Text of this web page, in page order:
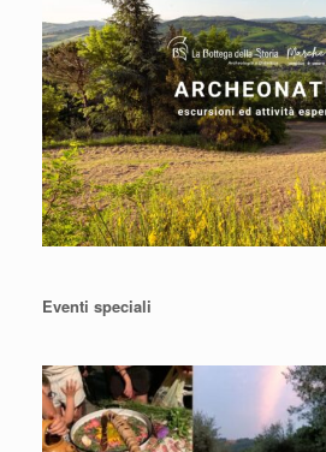
Eventi speciali